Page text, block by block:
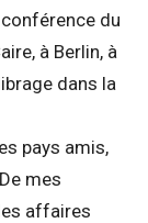
du
à Berlin, à
dans la
pays amis,
mes
affaires